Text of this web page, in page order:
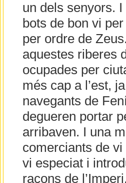
un dels senyors.
bots de bon vi
per ordre de
aquestes riberes
ocupades per
més cap a l’est,
navegants de
degueren portar
arribaven. I una
comerciants de
vi especiat i
racons de